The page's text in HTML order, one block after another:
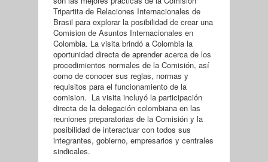
Tripartita de Relaciones Internacionales de
Brasil para explorar la posibilidad de crear una
Comision de Asuntos Internacionales en
Colombia. La visita brindó a Colombia la
oportunidad directa de aprender acerca de los
procedimientos normales de la Comisión, así
como de conocer sus reglas, normas y
requisitos para el funcionamiento de la
comision. La visita incluyó la participación
directa de la delegación colombiana en las
reuniones preparatorias de la Comisión y la
posibilidad de interactuar con todos sus
integrantes, gobierno, empresarios y centrales
sindicales.